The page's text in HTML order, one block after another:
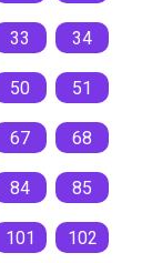
33 34
50 51
67 68
84 85
101 102